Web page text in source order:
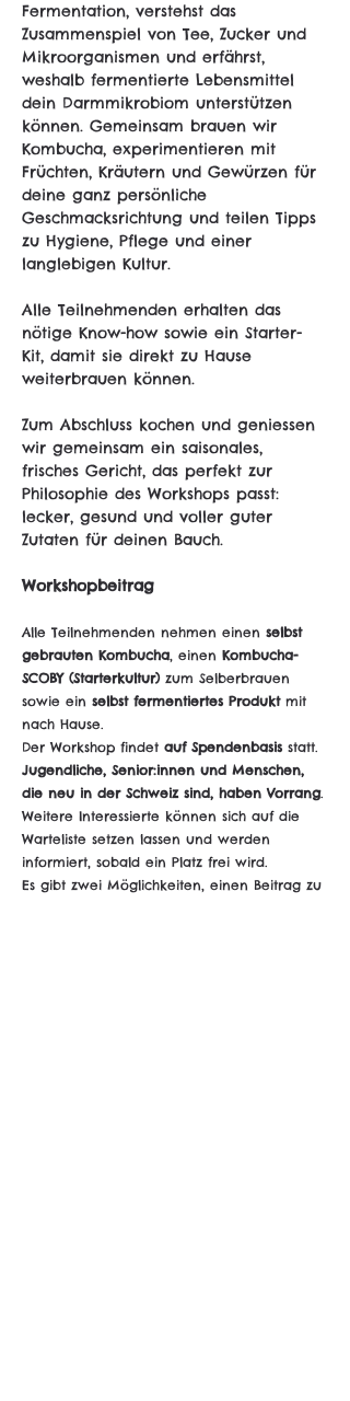
Fermentation, verstehst das
Zusammenspiel von Tee, Zucker und
Mikroorganismen und erfährst,
weshalb fermentierte Lebensmittel
dein Darmmikrobiom unterstützen
können. Gemeinsam brauen wir
Kombucha, experimentieren mit
Früchten, Kräutern und Gewürzen für
deine ganz persönliche
Geschmacksrichtung und teilen Tipps
zu Hygiene, Pflege und einer
langlebigen Kultur.
Alle Teilnehmenden erhalten das
nötige Know-how sowie ein Starter-
Kit, damit sie direkt zu Hause
weiterbrauen können.
Zum Abschluss kochen und geniessen
wir gemeinsam ein saisonales,
frisches Gericht, das perfekt zur
Philosophie des Workshops passt:
lecker, gesund und voller guter
Zutaten für deinen Bauch.
Workshopbeitrag
Alle Teilnehmenden nehmen einen selbst
gebrauten Kombucha, einen Kombucha-
SCOBY (Starterkultur) zum Selberbrauen
sowie ein selbst fermentiertes Produkt mit
nach Hause.
Der Workshop findet auf Spendenbasis statt.
Jugendliche, Senior:innen und Menschen,
die neu in der Schweiz sind, haben Vorrang.
Weitere Interessierte können sich auf die
Warteliste setzen lassen und werden
informiert, sobald ein Platz frei wird.
Es gibt zwei Möglichkeiten, einen Beitrag zu